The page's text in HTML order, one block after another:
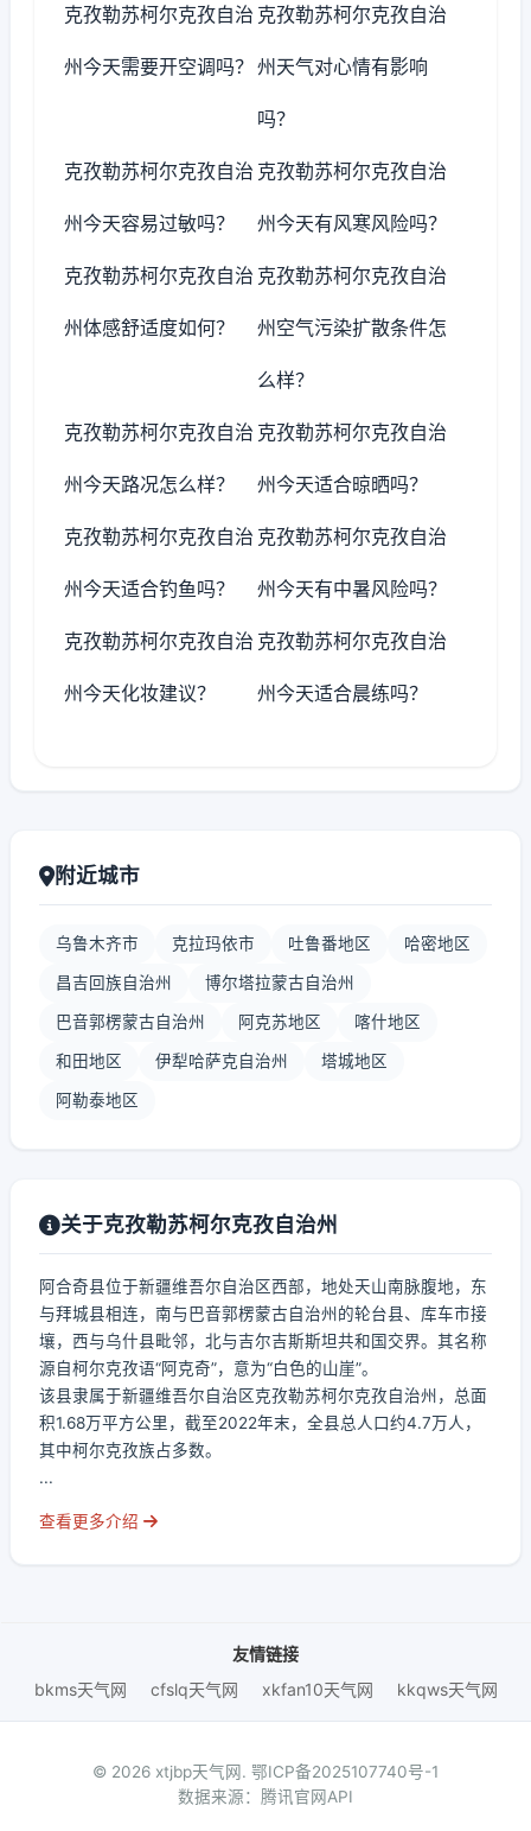
克孜勒苏柯尔克孜自治
州今天需要开空调吗？
克孜勒苏柯尔克孜自治
州天气对心情有影响
吗？
克孜勒苏柯尔克孜自治
州今天容易过敏吗？
克孜勒苏柯尔克孜自治
州今天有风寒风险吗？
克孜勒苏柯尔克孜自治
州体感舒适度如何？
克孜勒苏柯尔克孜自治
州空气污染扩散条件怎
么样？
克孜勒苏柯尔克孜自治
州今天路况怎么样？
克孜勒苏柯尔克孜自治
州今天适合晾晒吗？
克孜勒苏柯尔克孜自治
州今天适合钓鱼吗？
克孜勒苏柯尔克孜自治
州今天有中暑风险吗？
克孜勒苏柯尔克孜自治
州今天化妆建议？
克孜勒苏柯尔克孜自治
州今天适合晨练吗？
附近城市
乌鲁木齐市 克拉玛依市 吐鲁番地区 哈密地区
昌吉回族自治州 博尔塔拉蒙古自治州
巴音郭楞蒙古自治州 阿克苏地区 喀什地区
和田地区 伊犁哈萨克自治州 塔城地区
阿勒泰地区
关于克孜勒苏柯尔克孜自治州
阿合奇县位于新疆维吾尔自治区西部，地处天山南脉腹地，东
与拜城县相连，南与巴音郭楞蒙古自治州的轮台县、库车市接
壤，西与乌什县毗邻，北与吉尔吉斯斯坦共和国交界。其名称
源自柯尔克孜语“阿克奇”，意为“白色的山崖”。
该县隶属于新疆维吾尔自治区克孜勒苏柯尔克孜自治州，总面
积1.68万平方公里，截至2022年末，全县总人口约4.7万人，
其中柯尔克孜族占多数。
...
查看更多介绍
友情链接
bkms天气网
cfslq天气网 xkfan10天气网 kkqws天气网
© 2026 xtjbp天气网. 鄂ICP备2025107740号-1
数据来源：腾讯官网API